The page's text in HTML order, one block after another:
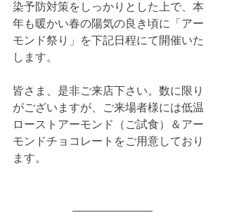
染予防対策をしっかりとした上で、本
年も暖かい春の陽気の良き頃に「アー
モンド祭り」を下記日程にて開催いた
します。
皆さま、是非ご来店下さい。数に限り
がございますが、ご来場者様には低温
ローストアーモンド（ご試食）＆アー
モンドチョコレートをご用意しており
ます。